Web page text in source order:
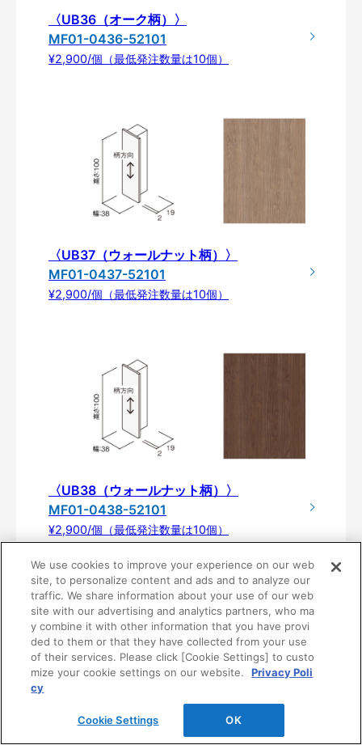
〈UB36（オーク柄）〉
MF01-0436-52101
¥2,900/個（最低発注数量は10個）
〈UB37（ウォールナット柄）〉
MF01-0437-52101
¥2,900/個（最低発注数量は10個）
〈UB38（ウォールナット柄）〉
MF01-0438-52101
¥2,900/個（最低発注数量は10個）
製品仕様
We use cookies to improve your experience on our web
site, to personalize content and ads and to analyze our
traffic. We share information about your use of our web
site with our advertising and analytics partners, who ma
y combine it with other information that you have provi
ded to them or that they have collected from your use
of their services. Please click [Cookie Settings] to custo
mize your cookie settings on our website.
Privacy Poli
cy
Cookie Settings OK